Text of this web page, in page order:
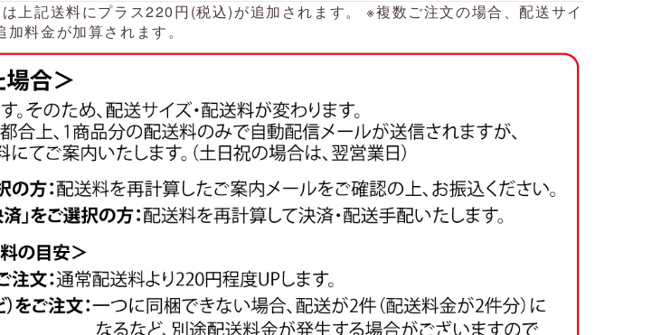
上記送料にプラス220円(税込)が追加されます。 ※複数ご注文の場合、配送サイ
料金が加算されます。